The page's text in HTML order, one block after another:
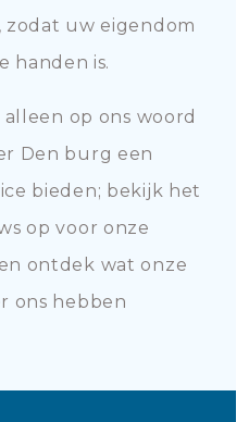
uw eigendom
handen is.
op ons woord
Den burg een
bieden; bekijk het
op voor onze
ontdek wat onze
ons hebben